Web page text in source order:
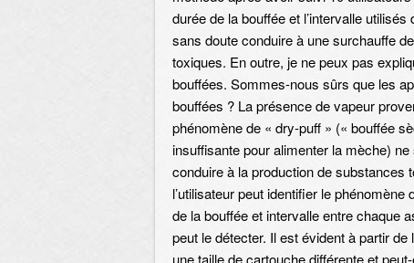
durée de la bouffée et l’intervalle
sans doute conduire à une surchauffe
toxiques. En outre, je ne peux pas
bouffées. Sommes-nous sûrs que les
bouffées ? La présence de vapeur
phénomène de « dry-puff » (« bouffée
insuffisante pour alimenter la mèche)
conduire à la production de substances
l’utilisateur peut identifier le
de la bouffée et intervalle entre chaque
peut le détecter. Il est évident à partir
une taille de cartouche différente et